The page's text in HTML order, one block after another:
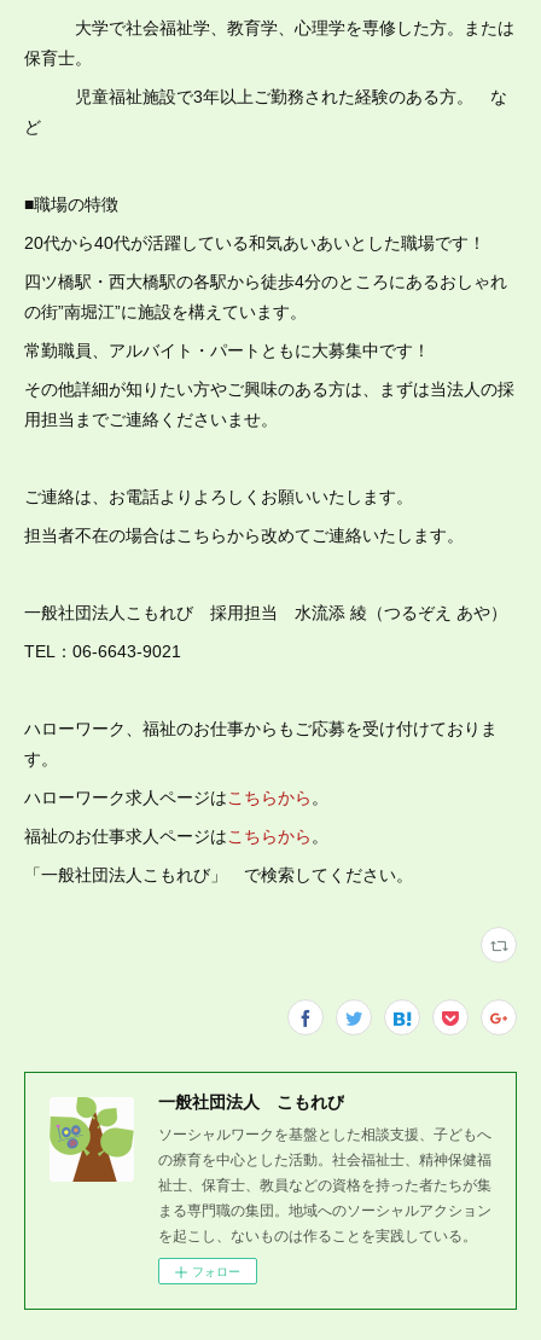
大学で社会福祉学、教育学、心理学を専修した方。または
保育士。
児童福祉施設で3年以上ご勤務された経験のある方。 な
ど
■職場の特徴
20代から40代が活躍している和気あいあいとした職場です！
四ツ橋駅・西大橋駅の各駅から徒歩4分のところにあるおしゃれ
の街”南堀江”に施設を構えています。
常勤職員、アルバイト・パートともに大募集中です！
その他詳細が知りたい方やご興味のある方は、まずは当法人の採
用担当までご連絡くださいませ。
ご連絡は、お電話よりよろしくお願いいたします。
担当者不在の場合はこちらから改めてご連絡いたします。
一般社団法人こもれび 採用担当 水流添 綾（つるぞえ あや）
TEL：06-6643-9021
ハローワーク、福祉のお仕事からもご応募を受け付けておりま
す。
ハローワーク求人ページはこちらから 。
福祉のお仕事求人ページはこちらから 。
「一般社団法人こもれび」 で検索してください。
一般社団法人 こもれび
ソーシャルワークを基盤とした相談支援、子どもへ
の療育を中心とした活動。社会福祉士、精神保健福
祉士、保育士、教員などの資格を持った者たちが集
まる専門職の集団。地域へのソーシャルアクション
を起こし、ないものは作ることを実践している。
フォロー